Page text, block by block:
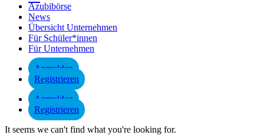
Azubibörse
News
Übersicht Unternehmen
Für Schüler*innen
Für Unternehmen
Anmelden
Registrieren
Anmelden
Registrieren
It seems we can't find what you're looking for.